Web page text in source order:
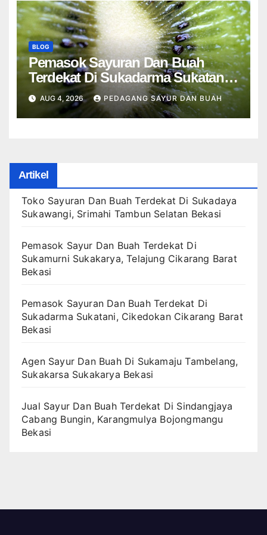
BLOG
Pemasok Sayuran Dan Buah
Terdekat Di Sukadarma Sukatani,
Cikedokan Cikarang Barat Bekasi
AUG 4, 2026 PEDAGANG SAYUR DAN BUAH
Artikel
Toko Sayuran Dan Buah Terdekat Di Sukadaya
Sukawangi, Srimahi Tambun Selatan Bekasi
Pemasok Sayur Dan Buah Terdekat Di
Sukamurni Sukakarya, Telajung Cikarang Barat
Bekasi
Pemasok Sayuran Dan Buah Terdekat Di
Sukadarma Sukatani, Cikedokan Cikarang Barat
Bekasi
Agen Sayur Dan Buah Di Sukamaju Tambelang,
Sukakarsa Sukakarya Bekasi
Jual Sayur Dan Buah Terdekat Di Sindangjaya
Cabang Bungin, Karangmulya Bojongmangu
Bekasi